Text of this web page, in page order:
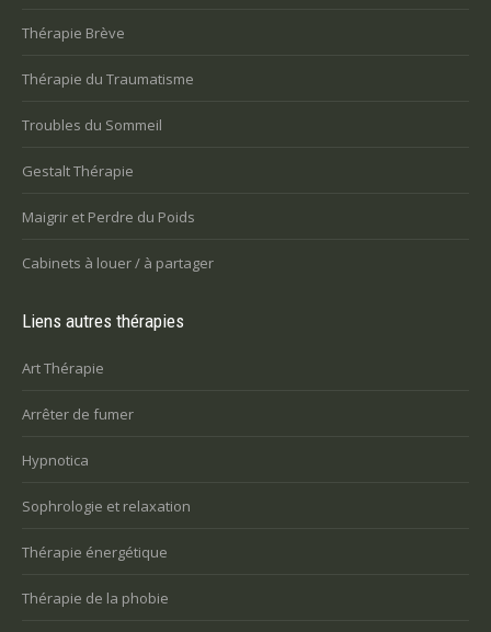
Thérapie Brève
Thérapie du Traumatisme
Troubles du Sommeil
Gestalt Thérapie
Maigrir et Perdre du Poids
Cabinets à louer / à partager
Liens autres thérapies
Art Thérapie
Arrêter de fumer
Hypnotica
Sophrologie et relaxation
Thérapie énergétique
Thérapie de la phobie